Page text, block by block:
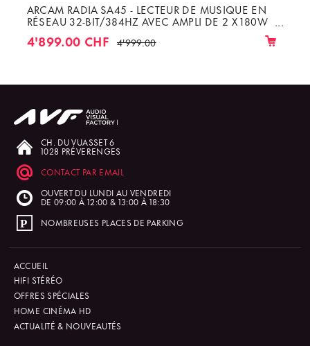
ARCAM RADIA SA45 - LECTEUR DE MUSIQUE EN
RÉSEAU 32-BIT/384HZ AVEC AMPLI DE 2 X 180W
CLASSE G SOUS 8Ω
4'899.00 CHF 4'999.00
CH. DU VUASSET 6
1028 PRÉVERENGES
CONTACT PAR EMAIL
OUVERT DU LUNDI AU VENDREDI
DE 09:00 À 12:00 & 13:00 À 18:30
NOMBREUSES PLACES DE PARKING
ACCUEIL
HIFI STÉRÉO
OFFRES SPÉCIALES
HOME CINÉMA HD
ACTUALITÉ & NOUVEAUTÉS